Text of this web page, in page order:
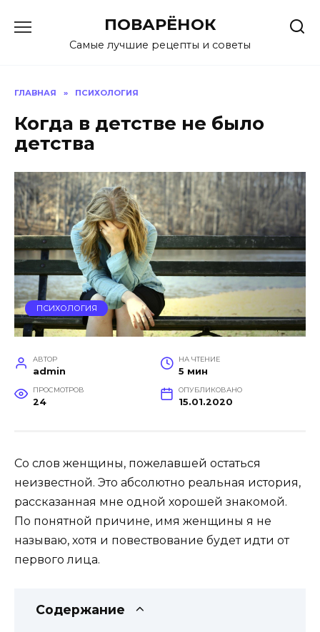
содержанию
ПОВАРЁНОК
Самые лучшие рецепты и советы
ГЛАВНАЯ » ПСИХОЛОГИЯ
Когда в детстве не было
детства
ПСИХОЛОГИЯ
АВТОР
admin
НА ЧТЕНИЕ
5 мин
ПРОСМОТРОВ
24
ОПУБЛИКОВАНО
15.01.2020
Со слов женщины, пожелавшей остаться
неизвестной. Это абсолютно реальная история,
рассказанная мне одной хорошей знакомой.
По понятной причине, имя женщины я не
называю, хотя и повествование будет идти от
первого лица.
Содержание